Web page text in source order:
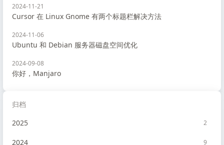
2024-11-21
Cursor 在 Linux Gnome 有两个标题栏解决方法
2024-11-06
Ubuntu 和 Debian 服务器磁盘空间优化
2024-09-08
你好，Manjaro
归档
2025
2
2024 9